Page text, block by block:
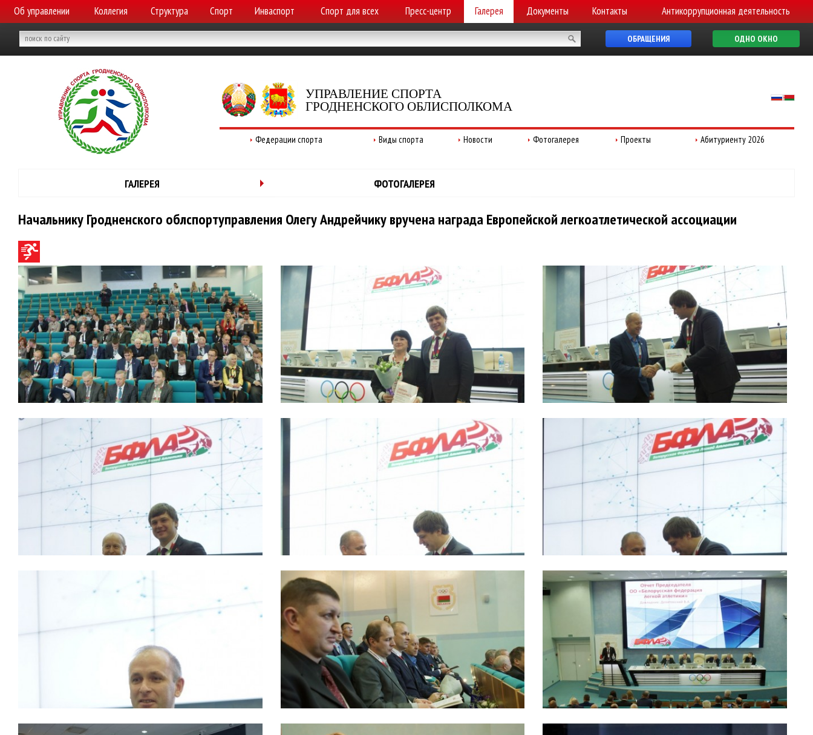
Об управлении Коллегия Структура Спорт Инваспорт Спорт для всех Пресс-центр Галерея Документы Контакты Антикоррупционная деятельность
ОБРАЩЕНИЯ ОДНО ОКНО
УПРАВЛЕНИЕ СПОРТА
ГРОДНЕНСКОГО ОБЛИСПОЛКОМА
Федерации спорта Виды спорта Новости Фотогалерея Проекты Абитуриенту 2026
ГАЛЕРЕЯ ФОТОГАЛЕРЕЯ
Начальнику Гродненского облспортуправления Олегу Андрейчику вручена награда Европейской легкоатлетической ассоциации